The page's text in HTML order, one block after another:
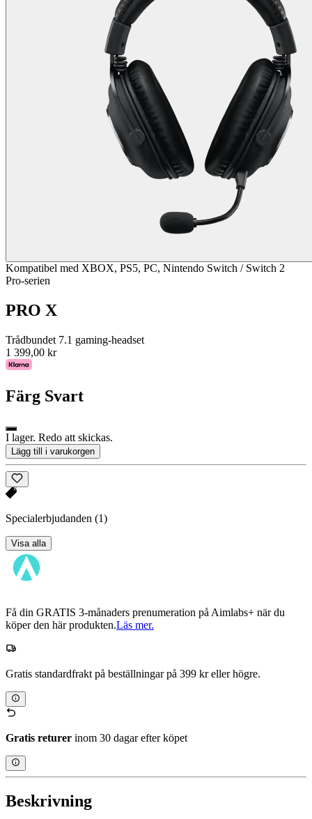
Kompatibel med XBOX, PS5, PC, Nintendo Switch / Switch 2
Pro-serien
PRO X
Trådbundet 7.1 gaming-headset
1 399,00 kr
Färg Svart
I lager. Redo att skickas.
Lägg till i varukorgen
Specialerbjudanden (1)
Visa alla
Få din GRATIS 3-månaders prenumeration på Aimlabs+ när du
köper den här produkten.Läs mer.
Gratis standardfrakt på beställningar på 399 kr eller högre.
Gratis returer inom 30 dagar efter köpet
Beskrivning